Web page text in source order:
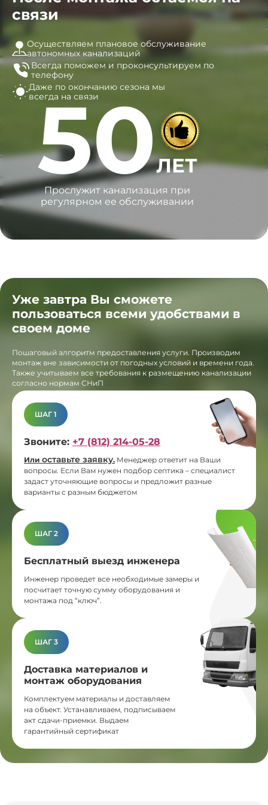
связи
Осуществляем плановое обслуживание
автономных канализаций
Всегда поможем и проконсультируем по
телефону
Даже по окончанию сезона мы
всегда на связи
50ЛЕТ
Прослужит канализация при
регулярном ее обслуживании
Уже завтра Вы сможете
пользоваться всеми удобствами в
своем доме
Пошаговый алгоритм предоставления услуги. Производим
монтаж вне зависимости от погодных условий и времени года.
Также учитываем все требования к размещению канализации
согласно нормам СНиП
ШАГ 1
Звоните: +7 (812) 214-05-28
Или оставьте заявку. Менеджер ответит на Ваши
вопросы. Если Вам нужен подбор септика – специалист
задаст уточняющие вопросы и предложит разные
варианты с разным бюджетом
ШАГ 2
Бесплатный выезд инженера
Инженер проведет все необходимые замеры и
посчитает точную сумму оборудования и
монтажа под “ключ”.
ШАГ 3
Доставка материалов и
монтаж оборудования
Комплектуем материалы и доставляем
на объект. Устанавливаем, подписываем
акт сдачи-приемки. Выдаем
гарантийный сертификат